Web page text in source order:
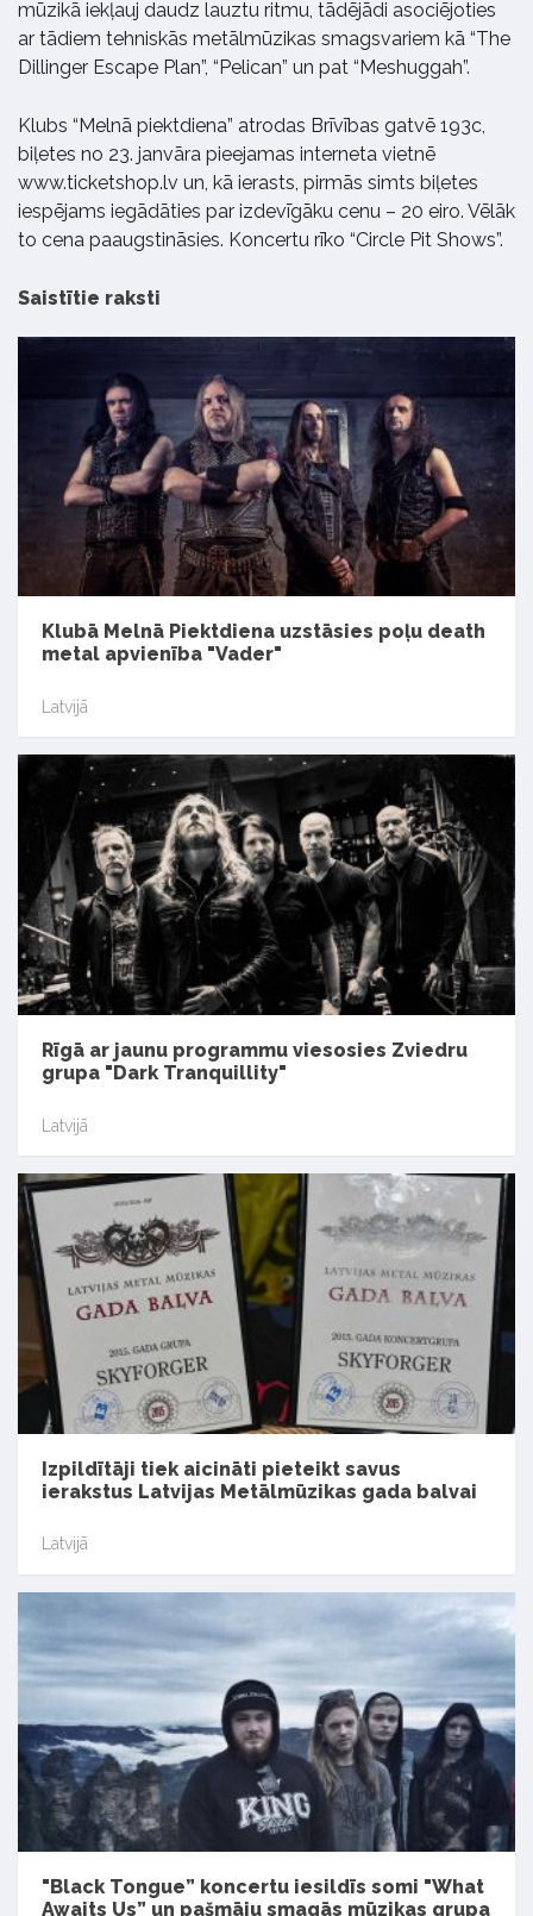
mūzikā iekļauj daudz lauztu ritmu, tādējādi asociējoties
ar tādiem tehniskās metālmūzikas smagsvariem kā “The
Dillinger Escape Plan”, “Pelican” un pat “Meshuggah”.
Klubs “Melnā piektdiena” atrodas Brīvības gatvē 193c,
biļetes no 23. janvāra pieejamas interneta vietnē
www.ticketshop.lv un, kā ierasts, pirmās simts biļetes
iespējams iegādāties par izdevīgāku cenu – 20 eiro. Vēlāk
to cena paaugstināsies. Koncertu rīko “Circle Pit Shows”.
Saistītie raksti
Klubā Melnā Piektdiena uzstāsies poļu death
metal apvienība "Vader"
Latvijā
Rīgā ar jaunu programmu viesosies Zviedru
grupa "Dark Tranquillity"
Latvijā
Izpildītāji tiek aicināti pieteikt savus
ierakstus Latvijas Metālmūzikas gada balvai
Latvijā
"Black Tongue” koncertu iesildīs somi "What
Awaits Us” un pašmāju smagās mūzikas grupa